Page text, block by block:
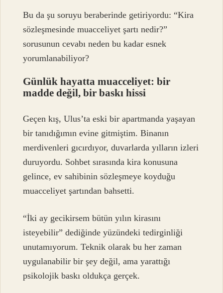
Bu da şu soruyu beraberinde getiriyordu: “Kira
sözleşmesinde muacceliyet şartı nedir?”
sorusunun cevabı neden bu kadar esnek
yorumlanabiliyor?
Günlük hayatta muacceliyet: bir
madde değil, bir baskı hissi
Geçen kış, Ulus’ta eski bir apartmanda yaşayan
bir tanıdığımın evine gitmiştim. Binanın
merdivenleri gıcırdıyor, duvarlarda yılların izleri
duruyordu. Sohbet sırasında kira konusuna
gelince, ev sahibinin sözleşmeye koyduğu
muacceliyet şartından bahsetti.
“İki ay gecikirsem bütün yılın kirasını
isteyebilir” dediğinde yüzündeki tedirginliği
unutamıyorum. Teknik olarak bu her zaman
uygulanabilir bir şey değil, ama yarattığı
psikolojik baskı oldukça gerçek.